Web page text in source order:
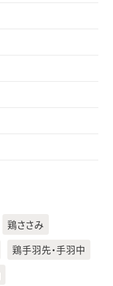
鶏ささみ
鶏手羽先・手羽中